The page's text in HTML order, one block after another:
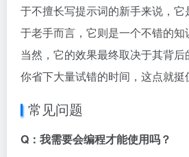
于不擅长写提示词的新手来说，
于老手而言，它则是一个不错的知
当然，它的效果最终取决于其背
你省下大量试错的时间，这点就挺
常见问题
Q：我需要会编程才能使用吗？